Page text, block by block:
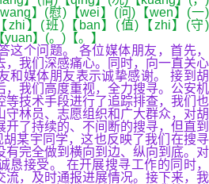
】(慰)【wei】(问)【wen】(一)
zhi】(班)【ban】(值)【zhi】(守)
】(。)【。】
个问题。 各位媒体朋友，首先，
，我们深感痛心。同时，向一直关心
和媒体朋友表示诚挚感谢。 接到胡
，我们高度重视，全力搜寻。公安机
等技术手段进行了追踪排查，我们也
林员、志愿组织和广大群众，对胡
了持续的、不间断的搜寻，但直到
某宇同学，这也反映了我们在搜寻
有完全做到横向到边、纵向到底。对
恳接受。 在开展搜寻工作的同时，
流，及时通报进展情况。接下来，我